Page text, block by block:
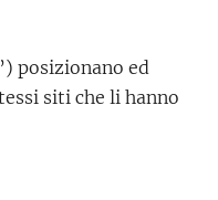
posizionano ed
siti che li hanno